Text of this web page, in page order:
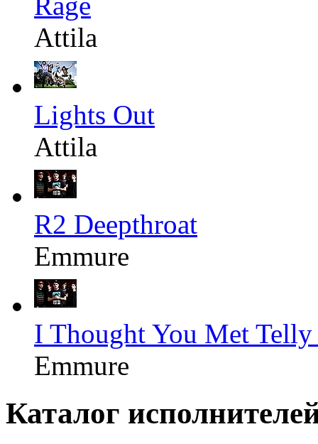
Attila
Lights Out
Attila
R2 Deepthroat
Emmure
I Thought You Met
Emmure
Каталог